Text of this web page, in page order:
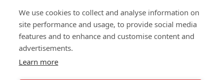
058 59 11 33
The CORNR Seaview
Albert I laan 159
We use cookies to collect and analyse information on
site performance and usage, to provide social media
features and to enhance and customise content and
advertisements.
Learn more